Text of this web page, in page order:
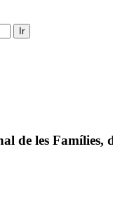
Ir
de les Famílies,